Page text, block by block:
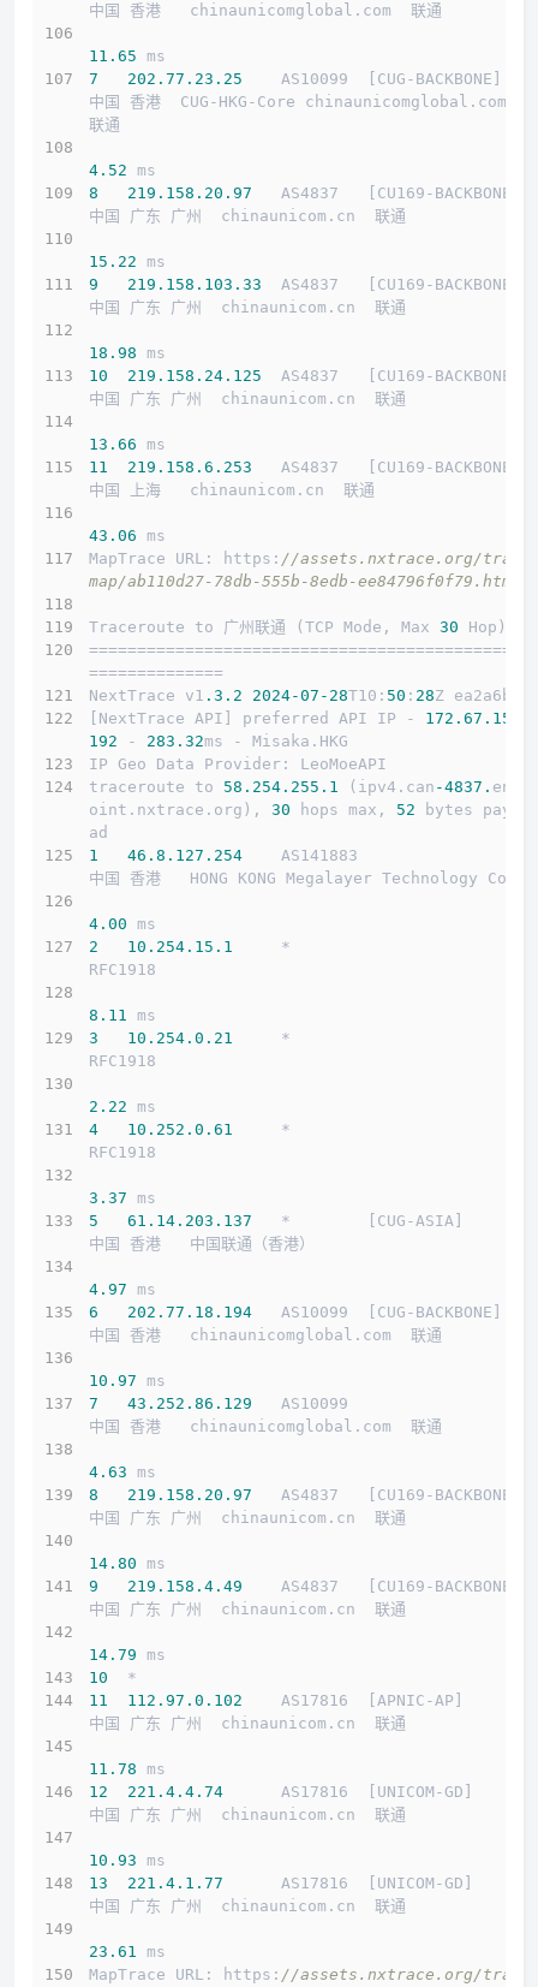
中国 香港   chinaunicomglobal.com  联通
11.65 ms
7
202.77 .23 .25
    AS10099  [CUG-BACKBONE]
中国 香港  CUG-HKG-Core chinaunicomglobal.com
联通
4.52 ms
8
219.158 .20 .97
   AS4837   [CU169-BACKBONE]
中国 广东 广州  chinaunicom.cn  联通
15.22 ms
9
219.158 .103 .33
  AS4837   [CU169-BACKBONE]
中国 广东 广州  chinaunicom.cn  联通
18.98 ms
10
219.158 .24 .125
  AS4837   [CU169-BACKBONE]
中国 广东 广州  chinaunicom.cn  联通
13.66 ms
11
219.158 .6 .253
   AS4837   [CU169-BACKBONE]
中国 上海   chinaunicom.cn  联通
43.06 ms
MapTrace URL: https: //assets.nxtrace.org/trace
map/ab110d27-78db-555b-8edb-ee84796f0f79.html
Traceroute to 广州联通 (TCP Mode, Max 30 Hop)
==============================================
==============
NextTrace v1 .3 .2 2024-07 -28T10: 50 : 28Z ea2a6b5
[NextTrace API] preferred API IP - 172.67 .155
192 - 283.32ms - Misaka.HKG
IP Geo Data Provider: LeoMoeAPI
traceroute to 58.254 .255 .1 (ipv4.can -4837. endp
oint.nxtrace.org), 30 hops max, 52 bytes paylo
ad
1
46.8 .127 .254
    AS141883
中国 香港   HONG KONG Megalayer Technology Co
4.00 ms
2
10.254 .15 .1
     *
RFC1918
8.11 ms
3
10.254 .0 .21
     *
RFC1918
2.22 ms
4
10.252 .0 .61
     *
RFC1918
3.37 ms
5
61.14 .203 .137
   *        [CUG-ASIA]
中国 香港   中国联通（香港）
4.97 ms
6
202.77 .18 .194
   AS10099  [CUG-BACKBONE]
中国 香港   chinaunicomglobal.com  联通
10.97 ms
7
43.252 .86 .129
   AS10099
中国 香港   chinaunicomglobal.com  联通
4.63 ms
8
219.158 .20 .97
   AS4837   [CU169-BACKBONE]
中国 广东 广州  chinaunicom.cn  联通
14.80 ms
9
219.158 .4 .49
    AS4837   [CU169-BACKBONE]
中国 广东 广州  chinaunicom.cn  联通
14.79 ms
10
  *
11
112.97 .0 .102
    AS17816  [APNIC-AP]
中国 广东 广州  chinaunicom.cn  联通
11.78 ms
12
221.4 .4 .74
      AS17816  [UNICOM-GD]
中国 广东 广州  chinaunicom.cn  联通
10.93 ms
13
221.4 .1 .77
      AS17816  [UNICOM-GD]
中国 广东 广州  chinaunicom.cn  联通
23.61 ms
MapTrace URL: https: //assets.nxtrace.org/trace